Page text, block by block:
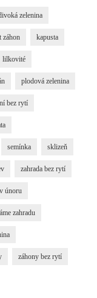
zelenina
záhon kapusta
lilkovité
plodová zelenina
bez rytí
semínka sklizeň
zahrada bez rytí
únoru
zahradu
záhony bez rytí